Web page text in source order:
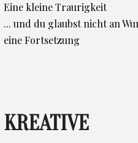
Eine kleine Traurigkeit
... und du glaubst nicht an
eine Fortsetzung
KREATIVE